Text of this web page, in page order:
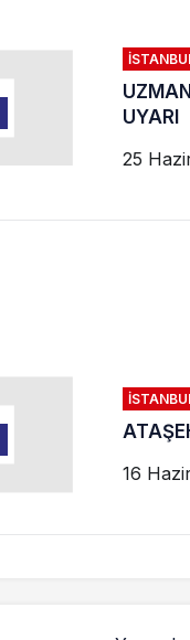
UYARI
25
16